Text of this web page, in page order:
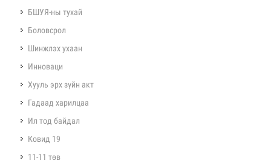
БШУЯ-ны тухай
Боловсрол
Шинжлэх ухаан
Инноваци
Хууль эрх зүйн акт
Гадаад харилцаа
Ил тод байдал
Ковид 19
11-11 төв